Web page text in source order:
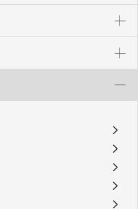
A
A
A
A
A